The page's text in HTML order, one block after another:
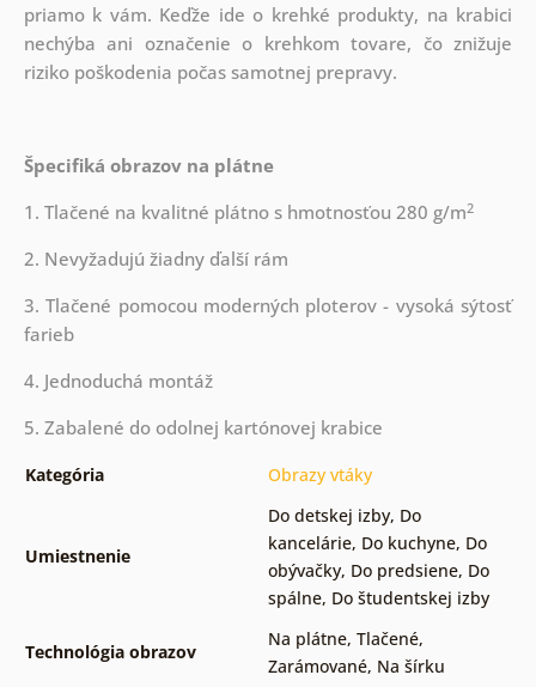
priamo k vám. Keďže ide o krehké produkty, na krabici
nechýba ani označenie o krehkom tovare, čo znižuje
riziko poškodenia počas samotnej prepravy.
Špecifiká obrazov na plátne
1. Tlačené na kvalitné plátno s hmotnosťou 280 g/m2
2. Nevyžadujú žiadny ďalší rám
3. Tlačené pomocou moderných ploterov - vysoká sýtosť
farieb
4. Jednoduchá montáž
5. Zabalené do odolnej kartónovej krabice
Kategória Obrazy vtáky
Umiestnenie
Do detskej izby, Do
kancelárie, Do kuchyne, Do
obývačky, Do predsiene, Do
spálne, Do študentskej izby
Technológia obrazov
Na plátne, Tlačené,
Zarámované, Na šírku